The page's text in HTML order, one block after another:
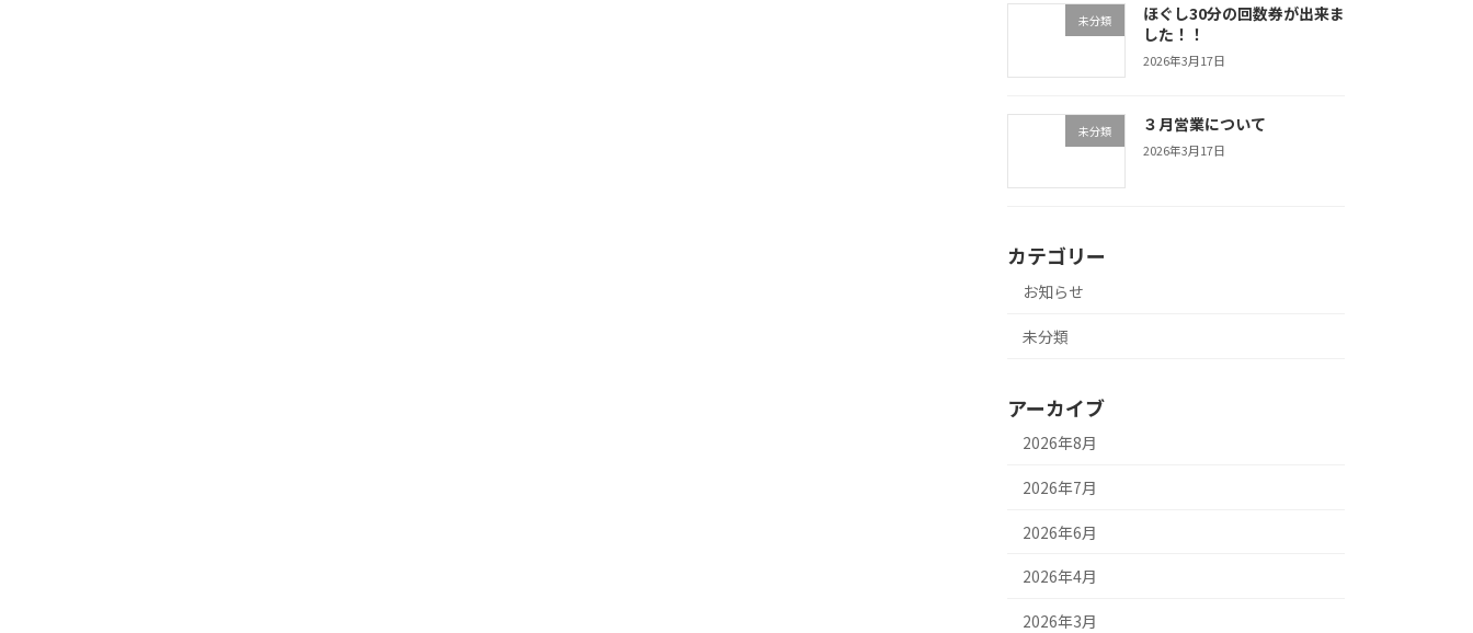
未分類
ほぐし30分の回数券が出来ま
した！！
2026年3月17日
未分類 ３月営業について
2026年3月17日
カテゴリー
お知らせ
未分類
アーカイブ
2026年8月
2026年7月
2026年6月
2026年4月
2026年3月